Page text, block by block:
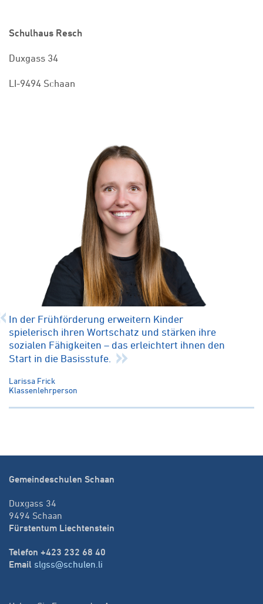
Schulhaus Resch
Duxgass 34
LI-9494 Schaan
In der Frühförderung erweitern Kinder
spielerisch ihren Wortschatz und stärken ihre
sozialen Fähigkeiten – das erleichtert ihnen den
Start in die Basisstufe.
Larissa Frick
Klassenlehrperson
Gemeindeschulen Schaan
Duxgass 34
9494 Schaan
Fürstentum Liechtenstein
Telefon +423 232 68 40
Email slgss@schulen.li